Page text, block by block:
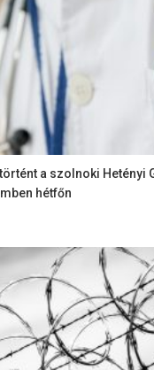
a szolnoki Hetényi
hétfőn